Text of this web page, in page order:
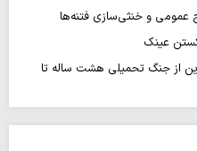
و خنثی‌سازی فتنه‌ها
عینک
از جنگ تحمیلی هشت ساله تا